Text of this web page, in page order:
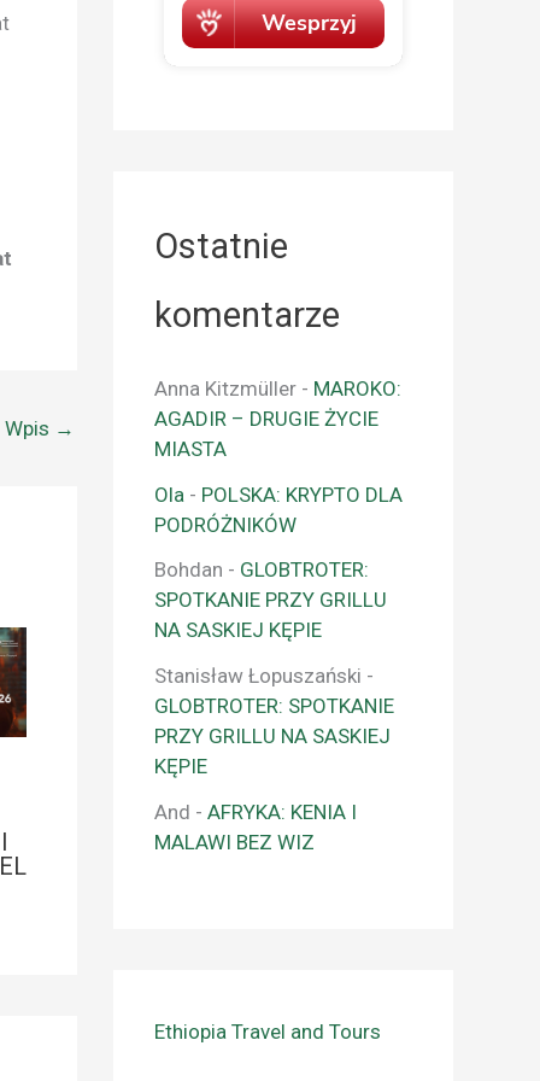
→
Ostatnie
komentarze
Anna Kitzmüller - MAROKO:
AGADIR – DRUGIE ŻYCIE
MIASTA
Ola - POLSKA: KRYPTO DLA
PODRÓŻNIKÓW
Bohdan - GLOBTROTER:
SPOTKANIE PRZY GRILLU
NA SASKIEJ KĘPIE
Stanisław Łopuszański -
GLOBTROTER: SPOTKANIE
PRZY GRILLU NA SASKIEJ
KĘPIE
And - AFRYKA: KENIA I
MALAWI BEZ WIZ
Ethiopia Travel and Tours